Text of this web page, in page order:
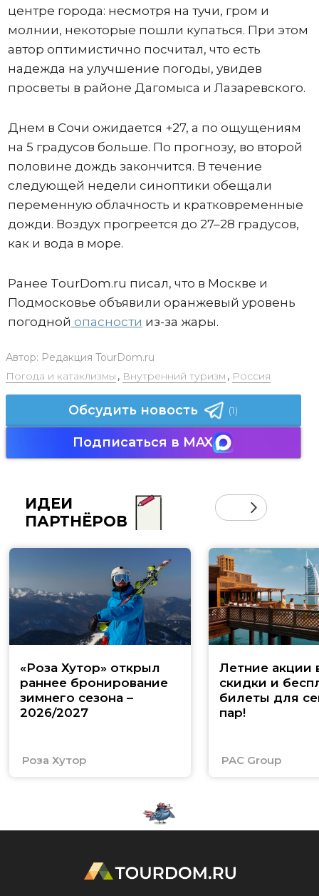
центре города: несмотря на тучи, гром и
молнии, некоторые пошли купаться. При этом
автор оптимистично посчитал, что есть
надежда на улучшение погоды, увидев
просветы в районе Дагомыса и Лазаревского.
Днем в Сочи ожидается +27, а по ощущениям
на 5 градусов больше. По прогнозу, во второй
половине дождь закончится. В течение
следующей недели синоптики обещали
переменную облачность и кратковременные
дожди. Воздух прогреется до 27–28 градусов,
как и вода в море.
Ранее TourDom.ru писал, что в Москве и
Подмосковье объявили оранжевый уровень
погодной опасности из-за жары.
Автор: Редакция TourDom.ru
Погода и катаклизмы , Внутренний туризм , Россия
Обсудить новость (1)
Подписаться в MAX
ИДЕИ
ПАРТНЁРОВ
«Роза Хутор» открыл
раннее бронирование
зимнего сезона –
2026/2027
Роза Хутор
Летние акции
скидки и
билеты для
пар!
PAC Group